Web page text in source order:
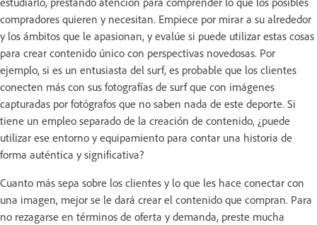
compradores quieren y necesitan. Empiece por mirar a su alrededor
y los ámbitos que le apasionan, y evalúe si puede utilizar estas cosas
para crear contenido único con perspectivas novedosas. Por
ejemplo, si es un entusiasta del surf, es probable que los clientes
conecten más con sus fotografías de surf que con imágenes
capturadas por fotógrafos que no saben nada de este deporte. Si
tiene un empleo separado de la creación de contenido, ¿puede
utilizar ese entorno y equipamiento para contar una historia de
forma auténtica y significativa?
Cuanto más sepa sobre los clientes y lo que les hace conectar con
una imagen, mejor se le dará crear el contenido que compran. Para
no rezagarse en términos de oferta y demanda, preste mucha